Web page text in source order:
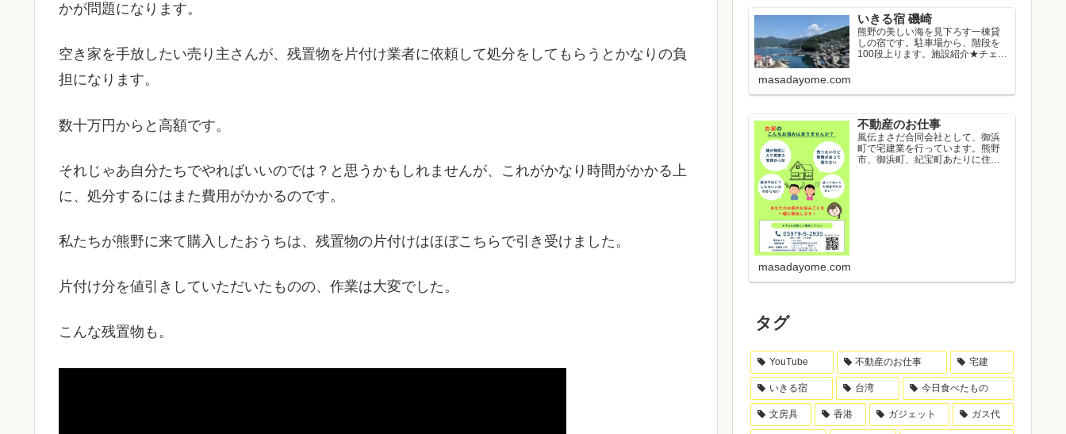
かが問題になります。
空き家を手放したい売り主さんが、残置物を片付け業者に依頼して処分をしてもらうとかなりの負
担になります。
数十万円からと高額です。
それじゃあ自分たちでやればいいのでは？と思うかもしれませんが、これがかなり時間がかかる上
に、処分するにはまた費用がかかるのです。
私たちが熊野に来て購入したおうちは、残置物の片付けはほぼこちらで引き受けました。
片付け分を値引きしていただいたものの、作業は大変でした。
こんな残置物も。
いきる宿 磯崎
熊野の美しい海を見下ろす一棟貸
しの宿です。駐車場から、階段を
100段上ります。施設紹介★チェッ
masadayome.com
不動産のお仕事
風伝まさだ合同会社として、御浜
町で宅建業を行っています。熊野
市、御浜町、紀宝町あたりに住み
masadayome.com
タグ
YouTube 不動産のお仕事 宅建
いきる宿 台湾 今日食べたもの
文房具 香港 ガジェット ガス代